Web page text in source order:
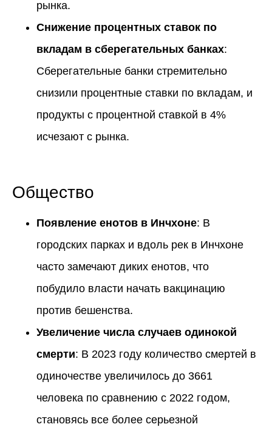
рынка.
Снижение процентных ставок по
вкладам в сберегательных банках:
Сберегательные банки стремительно
снизили процентные ставки по вкладам, и
продукты с процентной ставкой в 4%
исчезают с рынка.
Общество
Появление енотов в Инчхоне: В
городских парках и вдоль рек в Инчхоне
часто замечают диких енотов, что
побудило власти начать вакцинацию
против бешенства.
Увеличение числа случаев одинокой
смерти: В 2023 году количество смертей в
одиночестве увеличилось до 3661
человека по сравнению с 2022 годом,
становясь все более серьезной